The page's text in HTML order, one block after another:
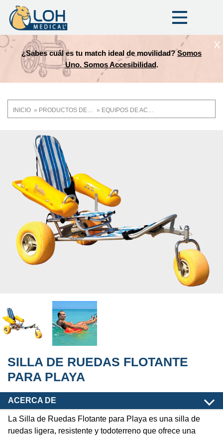
¿Sabes cuál es tu match ideal de movilidad?Somos
Uno. Somos Accesibilidad.
X
Ruta
navegación
INICIO
SILLA DE RUEDAS FLOTANTE
PARA PLAYA
ACERCA DE
La Silla de Ruedas Flotante para Playa es una silla de
ruedas ligera, resistente y todoterreno que ofrece una